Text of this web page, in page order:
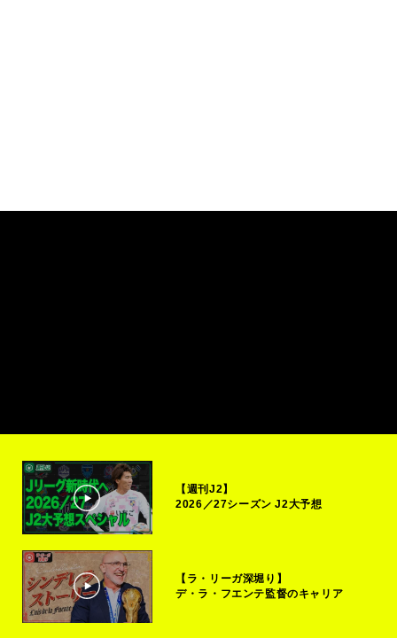
【週刊J2】
2026／27シーズン J2大予想
【ラ・リーガ深堀り】
デ・ラ・フエンテ監督のキャリア